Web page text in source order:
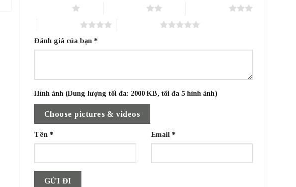
Đánh giá của bạn*
Hình ảnh (Dung lượng tối đa: 2000 KB, tối đa 5 hình ảnh)
Choose pictures & videos
Tên* Email *